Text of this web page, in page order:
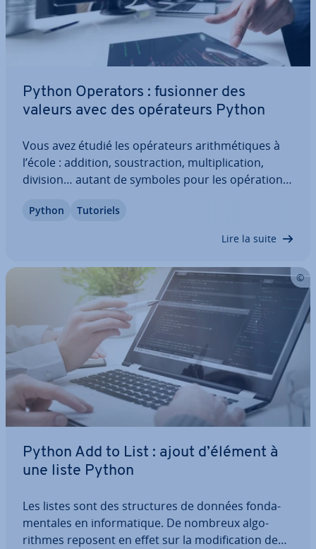
Python Operators : fusionner des
valeurs avec des opé­ra­teurs Python
Vous avez étudié les opé­ra­teurs arith­mé­tiques à
l’école : addition, sous­trac­tion, mul­ti­pli­ca­tion,
division… autant de symboles pour les opé­ra­tions
comme Python connaît d’autres opé­ra­teurs.
Python Tutoriels
Lire la suite
Python Add to List : ajout d’élément à
une liste Python
Les listes sont des struc­tures de données fon­da­
men­tales en in­for­ma­tique. De nombreux al­go­
rithmes reposent en effet sur la mo­di­fi­ca­tion de